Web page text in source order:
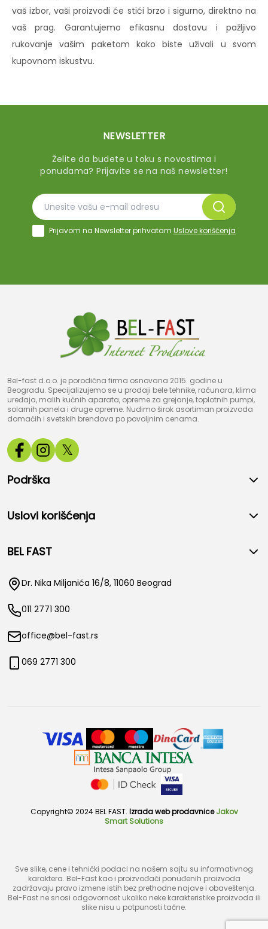
vaš izbor, vaši proizvodi će stići brzo i sigurno, direktno na
vaš prag. Garantujemo efikasnu dostavu i pažljivo
rukovanje vašim paketom kako biste uživali u svom
kupovnom iskustvu.
NEWSLETTER
Želite da budete u toku s novostima i
ponudama? Prijavite se na naš newsletter!
Prijavom na Newsletter prihvatam Uslove korišćenja
Bel-fast d.o.o. je porodična firma osnovana 2015. godine u
Beogradu. Specijalizujemo se u prodaji bele tehnike, računara, klima
uređaja, malih kućnih aparata, opreme za grejanje, toplotnih pumpi,
solarnih panela i druge opreme. Nudimo širok asortiman proizvoda
domaćih i svetskih brendova po povoljnim cenama.
𝕏
Podrška
Uslovi korišćenja
BEL FAST
Dr. Nika Miljanića 16/8, 11060 Beograd
011 2771 300
office@bel-fast.rs
069 2771 300
Copyright© 2024 BEL FAST. Izrada web prodavnice Jakov
Smart Solutions
Sve slike, cene i tehnički podaci na našem sajtu su informativnog
karaktera. Bel-Fast kao i proizvođači ponuđenih proizvoda
zadržavaju pravo izmene istih bez prethodne najave i obaveštenja.
Bel-Fast ne snosi odgovornost ukoliko neke karakteristike proizvoda ili
slike nisu u potpunosti tačne.